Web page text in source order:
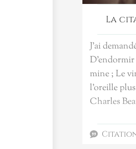
La
J'ai
mine ; Le
l'oreille
Charles